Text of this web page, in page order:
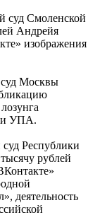
суд Смоленской
Андрейя
изображения
суд Москвы
УПА.
Республики
рублей
деятельность